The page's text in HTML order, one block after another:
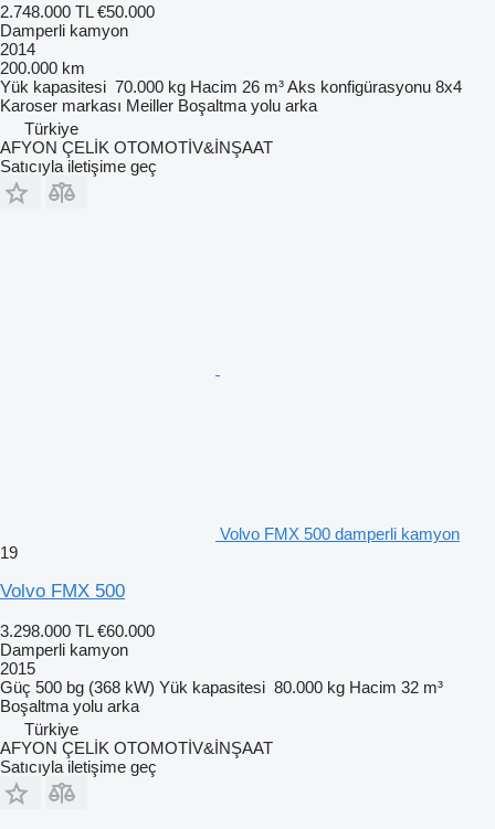
2.748.000 TL €50.000
Damperli kamyon
2014
200.000 km
Yük kapasitesi 70.000 kg Hacim 26 m³Aks konfigürasyonu 8x4
Karoser markası Meiller Boşaltma yolu arka
Türkiye
AFYON ÇELİK OTOMOTİV&İNŞAAT
Satıcıyla iletişime geç
Volvo FMX 500 damperli kamyon
19
Volvo FMX 500
3.298.000 TL €60.000
Damperli kamyon
2015
Güç 500 bg (368 kW) Yük kapasitesi 80.000 kg Hacim 32 m³
Boşaltma yolu arka
Türkiye
AFYON ÇELİK OTOMOTİV&İNŞAAT
Satıcıyla iletişime geç